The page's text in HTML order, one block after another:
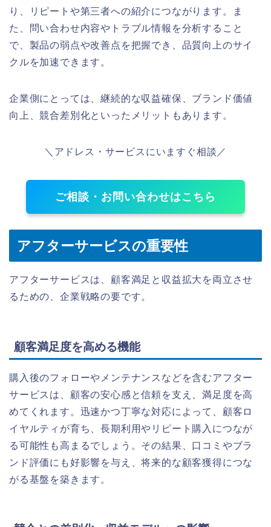
り、リピートや第三者への紹介につながります。ま
た、問い合わせ内容やトラブル情報を分析すること
で、製品の弱点や改善点を把握でき、品質向上のサイ
クルを加速できます。
企業側にとっては、継続的な収益確保、ブランド価値
向上、競合差別化といったメリットもあります。
＼アドレス・サービスにいますぐ相談／
ご相談・お問い合わせはこちら
アフターサービスの重要性
アフターサービスは、顧客満足と収益拡大を両立させ
るための、企業戦略の要です。
顧客満足度を高める機能
購入後のフォローやメンテナンスなどを含むアフター
サービスは、顧客の安心感と信頼を支え、満足度を高
めてくれます。迅速かつ丁寧な対応によって、顧客ロ
イヤルティが育ち、長期利用やリピート購入につなが
る可能性も高まるでしょう。その結果、口コミやブラ
ンド評価にも好影響を与え、将来的な顧客獲得につな
がる基盤を築きます。